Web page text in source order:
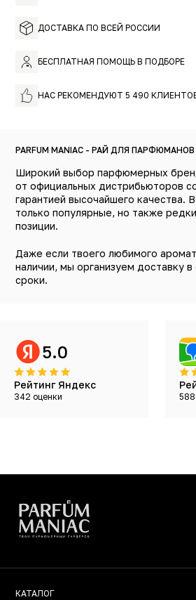
ДОСТАВКА ПО ВСЕЙ РОССИИ
БЕСПЛАТНАЯ ПОМОЩЬ В ПОДБОРЕ
НАС РЕКОМЕНДУЮТ 5 490
PARFUM MANIAC - РАЙ ДЛЯ ПАРФЮМАНОВ
Широкий выбор парфюмерных
от официальных дистрибьюторов
гарантией высочайшего качества.
только популярные, но также
позиции.
Даже если твоего любимого
наличии, мы организуем доставку
сроки.
5.0
Рейтинг Яндекс
342 оценки
Каким образом мы строили свой
каждый парф на блотер в одно и то
КАТАЛОГ